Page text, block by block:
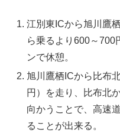
江別東ICから旭川鷹
ら乗るより600～700
ンで休憩。
旭川鷹栖ICから比布
円）を走り、比布北
向かうことで、高速
ることが出来る。